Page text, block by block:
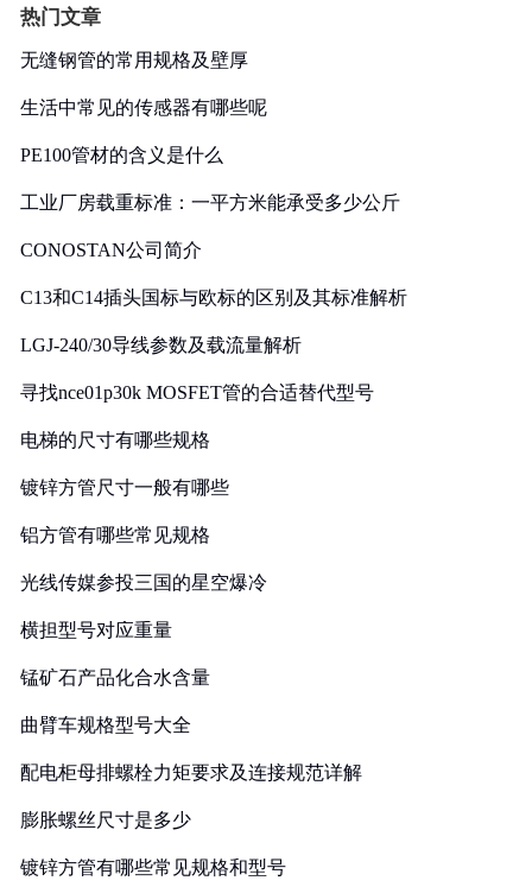
热门文章
无缝钢管的常用规格及壁厚
生活中常见的传感器有哪些呢
PE100管材的含义是什么
工业厂房载重标准：一平方米能承受多少公斤
CONOSTAN公司简介
C13和C14插头国标与欧标的区别及其标准解析
LGJ-240/30导线参数及载流量解析
寻找nce01p30k MOSFET管的合适替代型号
电梯的尺寸有哪些规格
镀锌方管尺寸一般有哪些
铝方管有哪些常见规格
光线传媒参投三国的星空爆冷
横担型号对应重量
锰矿石产品化合水含量
曲臂车规格型号大全
配电柜母排螺栓力矩要求及连接规范详解
膨胀螺丝尺寸是多少
镀锌方管有哪些常见规格和型号